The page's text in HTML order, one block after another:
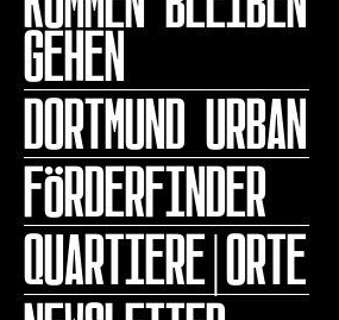
GEHEN
DORTMUND URBAN
FÖRDERFINDER
QUARTIERE|ORTE